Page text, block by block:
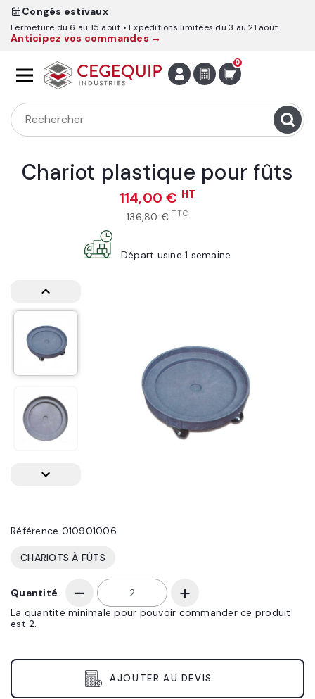
Congés estivaux
Fermeture du 6 au 15 août Expéditions limitées du 3 au 21 août
Anticipez vos commandes →
0
Chariot plastique pour fûts
114,00 € HT
136,80 € TTC
Départ usine 1 semaine
Référence 010901006
CHARIOTS À FÛTS
Quantité
La quantité minimale pour pouvoir commander ce produit
est 2.
AJOUTER AU DEVIS